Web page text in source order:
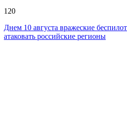
120
Днем 10 августа вражеские
атаковать российские регионы